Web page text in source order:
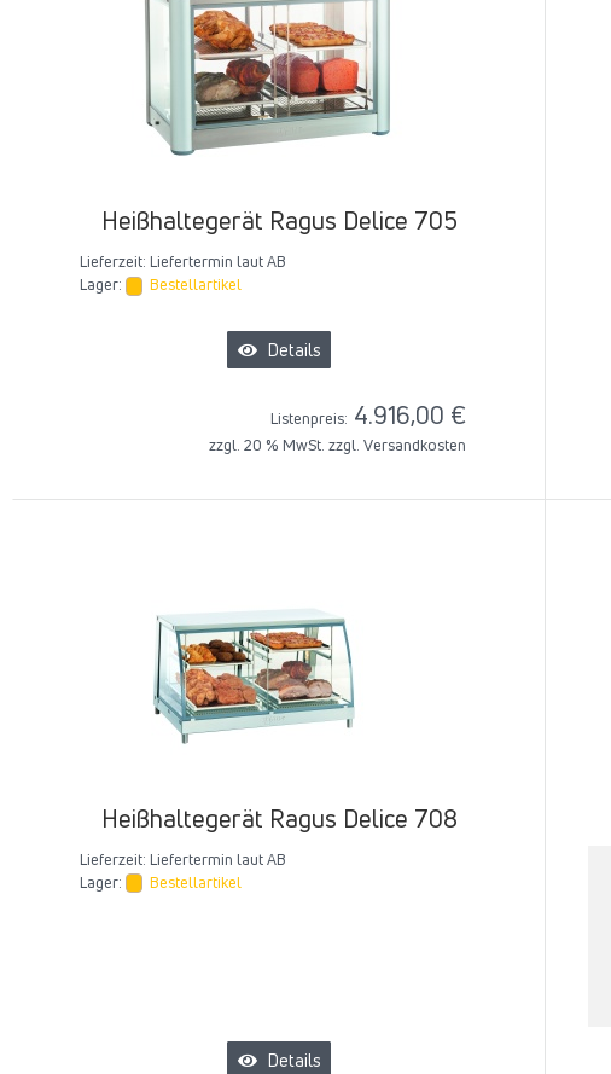
Heißhaltegerät Ragus Delice 705
Lieferzeit: Liefertermin laut AB
Lager:
Bestellartikel
Details
Listenpreis: 4.916,00 €
zzgl. 20 % MwSt. zzgl.Versandkosten
Heißhaltegerät Ragus Delice 708
Lieferzeit: Liefertermin laut AB
Lager:
Bestellartikel
Details